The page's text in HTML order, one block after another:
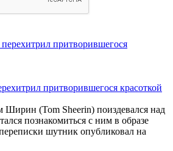
притворившегося красоткой
(Tom Sheerin) поиздевался над
познакомиться с ним в образе
шутник опубликовал на